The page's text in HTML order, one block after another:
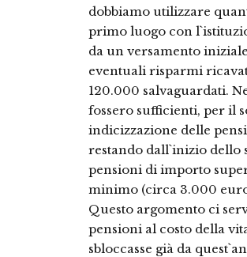
dobbiamo utilizzare
primo luogo con
da un versamento
eventuali risparmi
120.000 salvaguardati.
fossero sufficienti, per il
indicizzazione delle
restando dall`inizio dello
pensioni di importo
minimo (circa 3.000
Questo argomento ci
pensioni al costo della
sbloccasse già da